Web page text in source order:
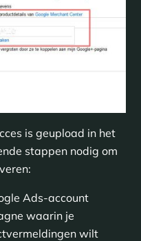
is geupload in het
stappen nodig om
Ads-account
waarin je
wilt